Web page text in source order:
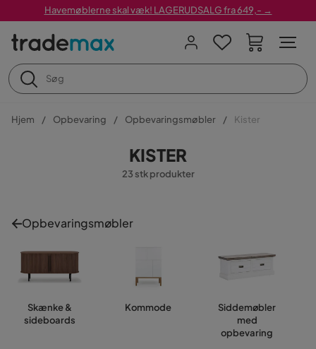
Havemøblerne skal væk! LAGERUDSALG fra 649,- →
Hjem Opbevaring Opbevaringsmøbler Kister
KISTER
23 stk produkter
Opbevaringsmøbler
Skænke &
sideboards
Kommode
Siddemøbler
med
opbevaring